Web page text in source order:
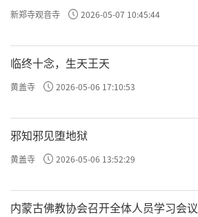
新郑寺观音寺 2026-05-07 10:45:44
临终十念，生天王天
黄盖寺 2026-05-06 17:10:53
邪知邪见堕地狱
黄盖寺 2026-05-06 13:52:29
内蒙古佛教协会召开全体人员学习会议